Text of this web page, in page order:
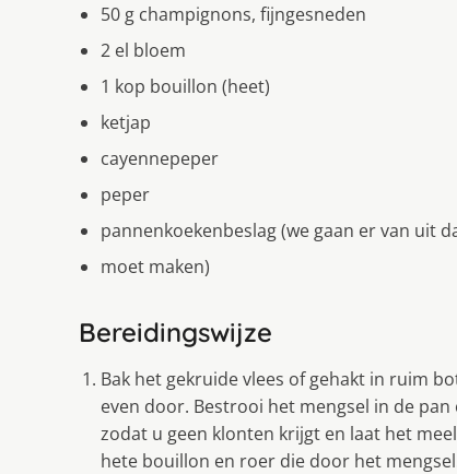
50 g champignons, fijngesneden
2 el bloem
1 kop bouillon (heet)
ketjap
cayennepeper
peper
pannenkoekenbeslag (we gaan er van uit
moet maken)
Bereidingswijze
Bak het gekruide vlees of gehakt in ruim
even door. Bestrooi het mengsel in de
zodat u geen klonten krijgt en laat het
hete bouillon en roer die door het